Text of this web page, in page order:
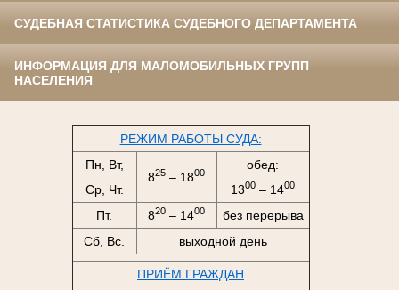
СУДЕБНАЯ СТАТИСТИКА СУДЕБНОГО ДЕПАРТАМЕНТА
ИНФОРМАЦИЯ ДЛЯ МАЛОМОБИЛЬНЫХ ГРУПП
НАСЕЛЕНИЯ
РЕЖИМ РАБОТЫ СУДА:
Пн, Вт,
Ср, Чт.
825 – 1800
обед:
1300 – 1400
Пт. 820 – 1400
без перерыва
Сб, Вс.
выходной день
ПРИЁМ ГРАЖДАН